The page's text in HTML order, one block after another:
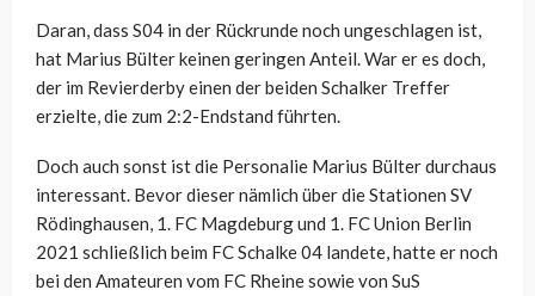
Daran, dass S04 in der Rückrunde noch ungeschlagen ist,
hat Marius Bülter keinen geringen Anteil. War er es doch,
der im Revierderby einen der beiden Schalker Treffer
erzielte, die zum 2:2-Endstand führten.
Doch auch sonst ist die Personalie Marius Bülter durchaus
interessant. Bevor dieser nämlich über die Stationen SV
Rödinghausen, 1. FC Magdeburg und 1. FC Union Berlin
2021 schließlich beim FC Schalke 04 landete, hatte er noch
bei den Amateuren vom FC Rheine sowie von SuS